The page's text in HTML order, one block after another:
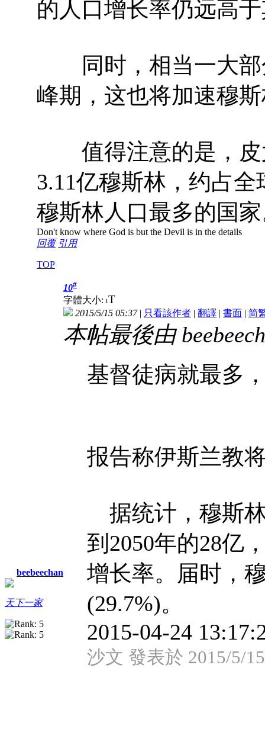
的人口增长率仍远高
同时，相当一大部
峰期，这也将加速穆
值得注意的是，皮
3.11亿穆斯林，约占
穆斯林人口最多的国
Don't know where God is but the Devil is in the details
回覆 引用
TOP
beebeechan
天下一家
10#
字體大小: tT
2015/5/15 05:37| 只看該作者 | 翻譯 | 書面 | 简
本帖最後由
基督徒病就最多
报告称伊斯兰教
据统计，穆斯
到2050年的28亿
增长率。届时，
(29.7%)。
2015-04-24
沙文 發表於 2015/5/